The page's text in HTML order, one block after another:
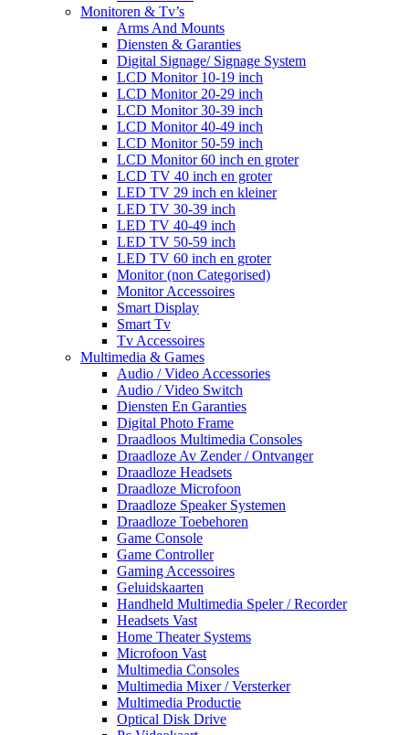
Monitoren & Tv’s
Arms And Mounts
Diensten & Garanties
Digital Signage/ Signage System
LCD Monitor 10-19 inch
LCD Monitor 20-29 inch
LCD Monitor 30-39 inch
LCD Monitor 40-49 inch
LCD Monitor 50-59 inch
LCD Monitor 60 inch en groter
LCD TV 40 inch en groter
LED TV 29 inch en kleiner
LED TV 30-39 inch
LED TV 40-49 inch
LED TV 50-59 inch
LED TV 60 inch en groter
Monitor (non Categorised)
Monitor Accessoires
Smart Display
Smart Tv
Tv Accessoires
Multimedia & Games
Audio / Video Accessories
Audio / Video Switch
Diensten En Garanties
Digital Photo Frame
Draadloos Multimedia Consoles
Draadloze Av Zender / Ontvanger
Draadloze Headsets
Draadloze Microfoon
Draadloze Speaker Systemen
Draadloze Toebehoren
Game Console
Game Controller
Gaming Accessoires
Geluidskaarten
Handheld Multimedia Speler / Recorder
Headsets Vast
Home Theater Systems
Microfoon Vast
Multimedia Consoles
Multimedia Mixer / Versterker
Multimedia Productie
Optical Disk Drive